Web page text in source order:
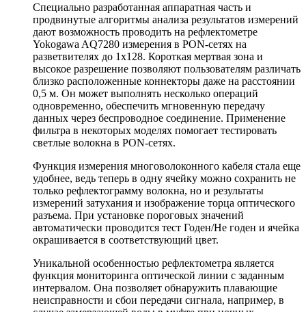
Специально разработанная аппаратная часть и
продвинутые алгоритмы анализа результатов измерений
дают возможность проводить на рефлектометре
Yokogawa AQ7280 измерения в PON-сетях на
разветвителях до 1х128. Короткая мертвая зона и
высокое разрешение позволяют пользователям различать
близко расположенные коннекторы даже на расстоянии
0,5 м. Он может выполнять несколько операций
одновременно, обеспечить мгновенную передачу
данных через беспроводное соединение. Применение
фильтра в некоторых моделях помогает тестировать
светлые волокна в PON-сетях.
Функция измерения многоволоконного кабеля стала еще
удобнее, ведь теперь в одну ячейку можно сохранить не
только рефлектограмму волокна, но и результаты
измерений затухания и изображение торца оптического
разъема. При установке пороговых значений
автоматически проводится тест Годен/Не годен и ячейка
окрашивается в соответствующий цвет.
Уникальной особенностью рефлектометра является
функция мониторинга оптической линии с заданным
интервалом. Она позволяет обнаружить плавающие
неисправности и сбои передачи сигнала, например, в